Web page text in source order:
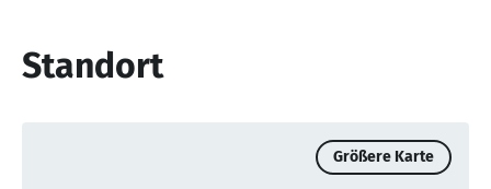
Standort
Größere Karte